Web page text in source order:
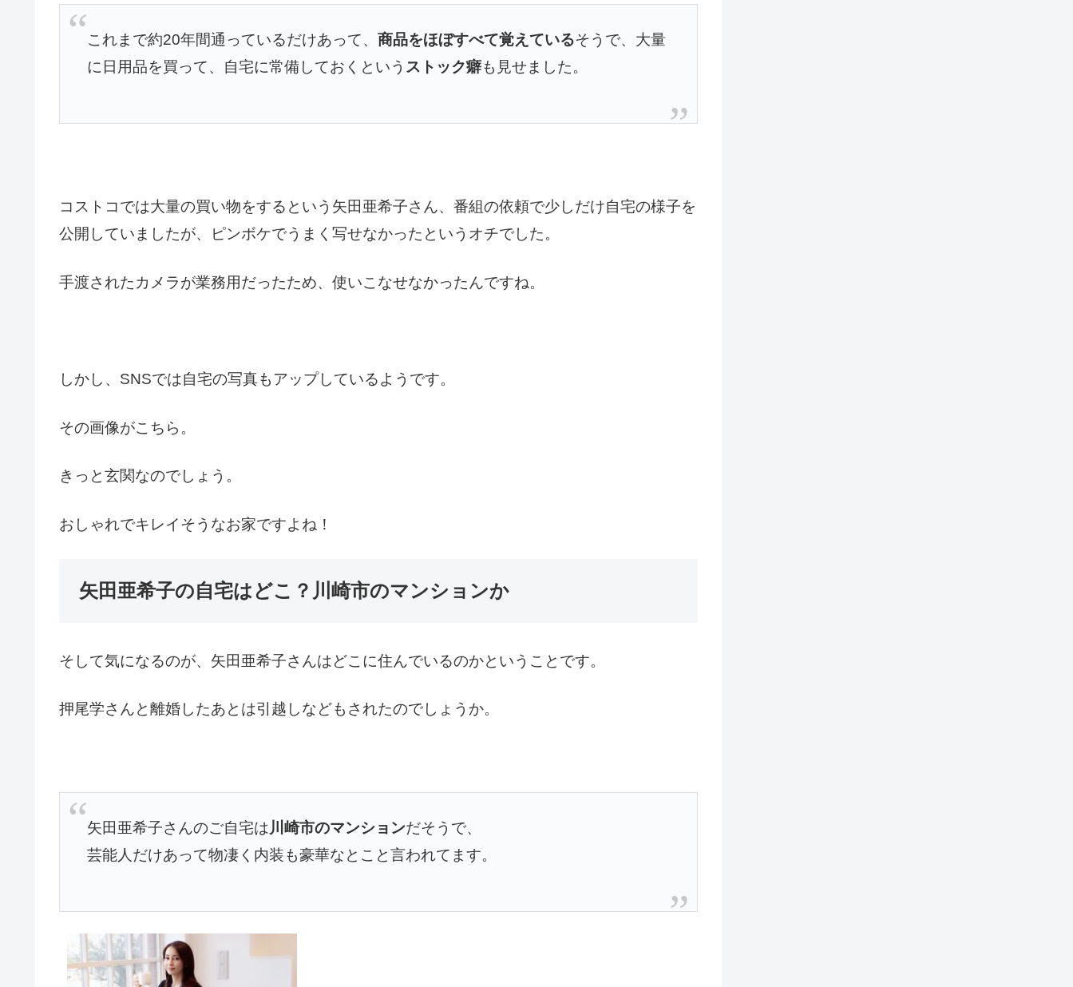
これまで約20年間通っているだけあって、商品をほぼすべて覚えているそうで、 大量
に日用品を買って、自宅に常備しておくという ストック癖も見せました。
コストコでは大量の買い物をするという矢田亜希子さん、番組の依頼で少しだけ自宅の様子を
公開していましたが、ピンボケでうまく写せなかったというオチでした。
手渡されたカメラが業務用だったため、使いこなせなかったんですね。
しかし、SNSでは自宅の写真もアップしているようです。
その画像がこちら。
きっと玄関なのでしょう。
おしゃれでキレイそうなお家ですよね！
矢田亜希子の自宅はどこ？川崎市のマンションか
そして気になるのが、矢田亜希子さんはどこに住んでいるのかということです。
押尾学さんと離婚したあとは引越しなどもされたのでしょうか。
矢田亜希子さんのご自宅は川崎市のマンションだそうで、
芸能人だけあって物凄く内装も豪華なとこと言われてます。